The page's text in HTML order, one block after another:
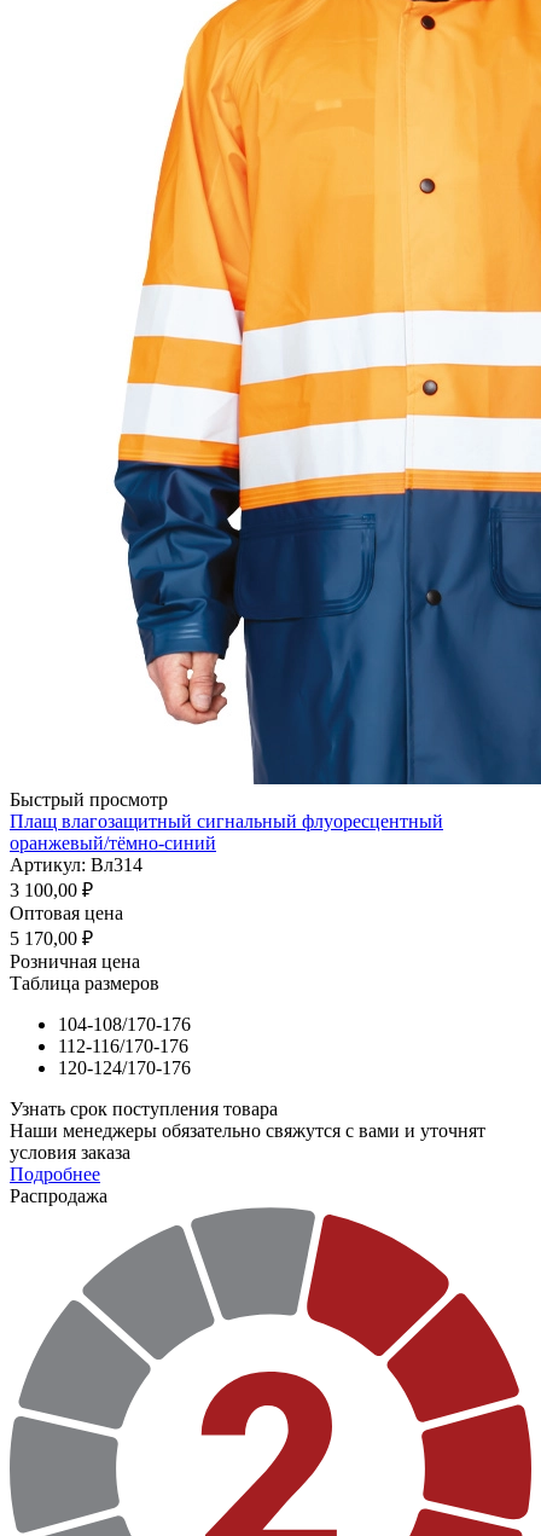
Быстрый просмотр
Плащ влагозащитный сигнальный флуоресцентный
оранжевый/тёмно-синий
Артикул: Вл314
3 100,00 ₽
Оптовая цена
5 170,00 ₽
Розничная цена
Таблица размеров
104-108/170-176
112-116/170-176
120-124/170-176
Узнать срок поступления товара
Наши менеджеры обязательно свяжутся с вами и уточнят
условия заказа
Подробнее
Распродажа